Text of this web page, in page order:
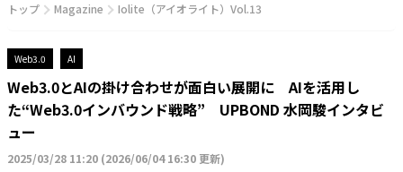
トップ Magazine Iolite（アイオライト）Vol.13
Web3.0 AI
Web3.0とAIの掛け合わせが面白い展開に AIを活用し
た“Web3.0インバウンド戦略” UPBOND 水岡駿インタビ
ュー
2025/03/28 11:20 (2026/06/04 16:30 更新)